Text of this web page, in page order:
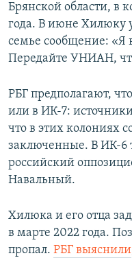
Брянской области, в
года. В июне Хилюку
семье сообщение: «Я
Передайте УНИАН,
РБГ предполагают,
или в ИК-7:
что в этих колониях
заключенные. В ИК-6
российский
Навальный.
Хилюка и его отца
в марте 2022 года.
пропал. РБГ выяснили